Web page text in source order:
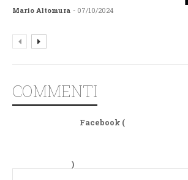
Mario Altomura - 07/10/2024
COMMENTI
Facebook (
)